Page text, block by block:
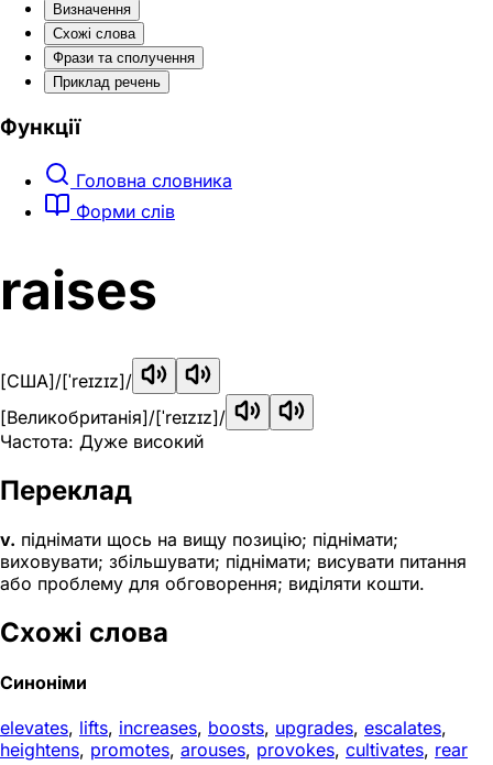
Визначення
Схожі слова
Фрази та сполучення
Приклад речень
Функції
Головна словника
Форми слів
raises
[США]/[ˈreɪzɪz]/
[Великобританія]/[ˈreɪzɪz]/
Частота: Дуже високий
Переклад
v. піднімати щось на вищу позицію; піднімати;
виховувати; збільшувати; піднімати; висувати питання
або проблему для обговорення; виділяти кошти.
Схожі слова
Синоніми
elevates, lifts, increases, boosts, upgrades, escalates,
heightens, promotes, arouses, provokes, cultivates, rear